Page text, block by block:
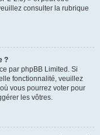
consulter la rubrique
?
par phpBB Limited. Si
fonctionnalité, veuillez
vous pourrez voter pour
les vôtres.